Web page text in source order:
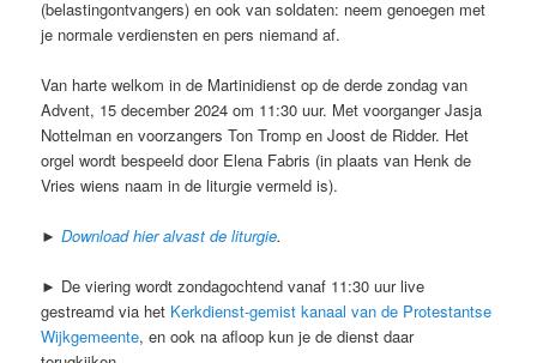
(belastingontvangers) en ook van soldaten: neem genoegen met
je normale verdiensten en pers niemand af.
Van harte welkom in de Martinidienst op de derde zondag van
Advent, 15 december 2024 om 11:30 uur. Met voorganger Jasja
Nottelman en voorzangers Ton Tromp en Joost de Ridder. Het
orgel wordt bespeeld door Elena Fabris (in plaats van Henk de
Vries wiens naam in de liturgie vermeld is).
►Download hier alvast de liturgie.
► De viering wordt zondagochtend vanaf 11:30 uur live
gestreamd via het Kerkdienst-gemist kanaal van de Protestantse
Wijkgemeente, en ook na afloop kun je de dienst daar